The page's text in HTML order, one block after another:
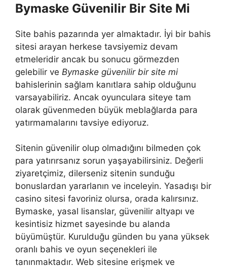
Bymaske Güvenilir Bir Site Mi
Site bahis pazarında yer almaktadır. İyi bir bahis
sitesi arayan herkese tavsiyemiz devam
etmeleridir ancak bu sonucu görmezden
gelebilir ve Bymaske güvenilir bir site mi
bahislerinin sağlam kanıtlara sahip olduğunu
varsayabiliriz. Ancak oyunculara siteye tam
olarak güvenmeden büyük meblağlarda para
yatırmamalarını tavsiye ediyoruz.
Sitenin güvenilir olup olmadığını bilmeden çok
para yatırırsanız sorun yaşayabilirsiniz. Değerli
ziyaretçimiz, dilerseniz sitenin sunduğu
bonuslardan yararlanın ve inceleyin. Yasadışı bir
casino sitesi favoriniz olursa, orada kalırsınız.
Bymaske, yasal lisanslar, güvenilir altyapı ve
kesintisiz hizmet sayesinde bu alanda
büyümüştür. Kurulduğu günden bu yana yüksek
oranlı bahis ve oyun seçenekleri ile
tanınmaktadır. Web sitesine erişmek ve